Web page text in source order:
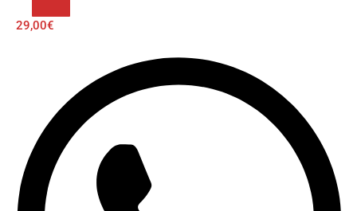
12
Solo
España
cantidad
29,00€